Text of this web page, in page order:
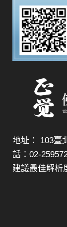
地址： 103臺
話：02-
建議最佳解析